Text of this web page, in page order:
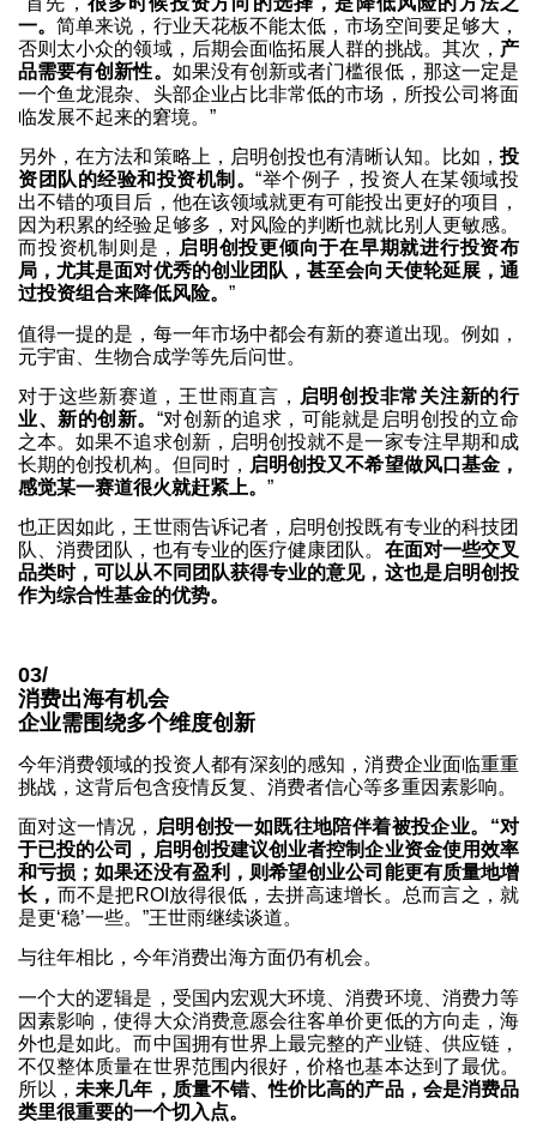
一。简单来说，行业天花板不能太低，市场空间要足够大，
否则太小众的领域，后期会面临拓展人群的挑战。其次， 产
品需要有创新性。 如果没有创新或者门槛很低，那这一定是
一个鱼龙混杂、头部企业占比非常低的市场，所投公司将面
临发展不起来的窘境。”
另外，在方法和策略上，启明创投也有清晰认知。比如，投
资团队的经验和投资机制。“举个例子，投资人在某领域投
出不错的项目后，他在该领域就更有可能投出更好的项目，
因为积累的经验足够多，对风险的判断也就比别人更敏感。
而投资机制则是， 启明创投更倾向于在早期就进行投资布
局，尤其是面对优秀的创业团队，甚至会向天使轮延展，通
过投资组合来降低风险。 ”
值得一提的是，每一年市场中都会有新的赛道出现。例如，
元宇宙、生物合成学等先后问世。
对于这些新赛道，王世雨直言， 启明创投非常关注新的行
业、新的创新。 “对创新的追求，可能就是启明创投的立命
之本。如果不追求创新，启明创投就不是一家专注早期和成
长期的创投机构。但同时， 启明创投又不希望做风口基金，
感觉某一赛道很火就赶紧上。 ”
也正因如此，王世雨告诉记者，启明创投既有专业的科技团
队、消费团队，也有专业的医疗健康团队。 在面对一些交叉
品类时，可以从不同团队获得专业的意见，这也是启明创投
作为综合性基金的优势。
03/
消费出海有机会
企业需围绕多个维度创新
今年消费领域的投资人都有深刻的感知，消费企业面临重重
挑战，这背后包含疫情反复、消费者信心等多重因素影响。
面对这一情况， 启明创投一如既往地陪伴着被投企业。“对
于已投的公司，启明创投建议创业者控制企业资金使用效率
和亏损；如果还没有盈利，则希望创业公司能更有质量地增
长， 而不是把ROI放得很低，去拼高速增长。总而言之，就
是更‘稳’一些。”王世雨继续谈道。
与往年相比，今年消费出海方面仍有机会。
一个大的逻辑是，受国内宏观大环境、消费环境、消费力等
因素影响，使得大众消费意愿会往客单价更低的方向走，海
外也是如此。而中国拥有世界上最完整的产业链、供应链，
不仅整体质量在世界范围内很好，价格也基本达到了最优。
所以，未来几年，质量不错、性价比高的产品，会是消费品
类里很重要的一个切入点。